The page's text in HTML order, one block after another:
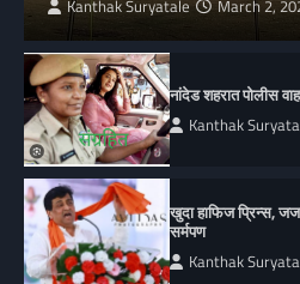
Kanthak Suryatale March 2,
नांदेड शहरात पोलीस
Kanthak
खुदा हाफिज प्रिन्स,
सर्मपण
Kanthak